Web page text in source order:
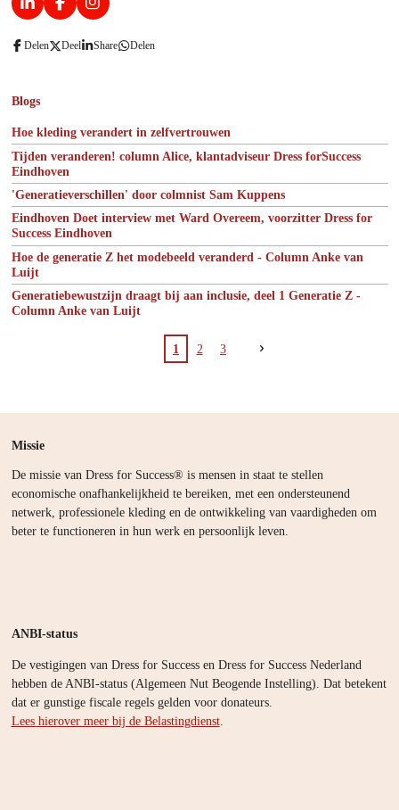
L
i
k
n
F
a
e
I
n
t
Delen Deel Share Delen
Blogs
Hoe kleding verandert in zelfvertrouwen
Tijden veranderen! column Alice, klantadviseur Dress forSuccess
Eindhoven
'Generatieverschillen' door colmnist Sam Kuppens
Eindhoven Doet interview met Ward Overeem, voorzitter Dress for
Success Eindhoven
Hoe de generatie Z het modebeeld veranderd - Column Anke van
Luijt
Generatiebewustzijn draagt bij aan inclusie, deel 1 Generatie Z -
Column Anke van Luijt
1 2 3
Missie
De missie van Dress for Success® is mensen in staat te stellen
economische onafhankelijkheid te bereiken, met een ondersteunend
netwerk, professionele kleding en de ontwikkeling van vaardigheden om
beter te functioneren in hun werk en persoonlijk leven.
ANBI-status
De vestigingen van Dress for Success en Dress for Success Nederland
hebben de ANBI-status (Algemeen Nut Beogende Instelling). Dat betekent
dat er gunstige fiscale regels gelden voor donateurs.
Lees hierover meer bij de Belastingdienst.